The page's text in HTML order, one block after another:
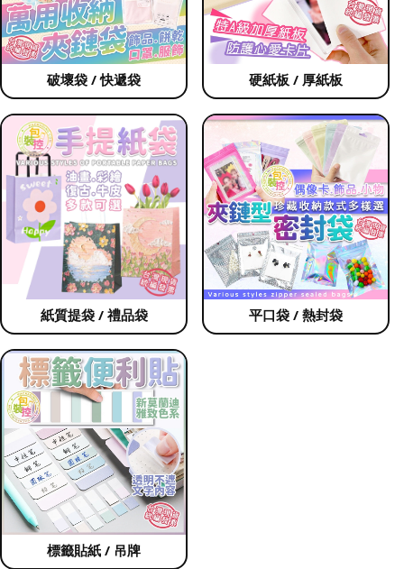
破壞袋 / 快遞袋 硬紙板 / 厚紙板
紙質提袋 / 禮品袋 平口袋 / 熱封袋
標籤貼紙 / 吊牌